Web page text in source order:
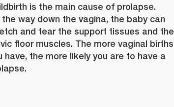
is the main cause of prolapse.
the way down the vagina, the baby can
and tear the support tissues and the
floor muscles. The more vaginal births
have, the more likely you are to have a